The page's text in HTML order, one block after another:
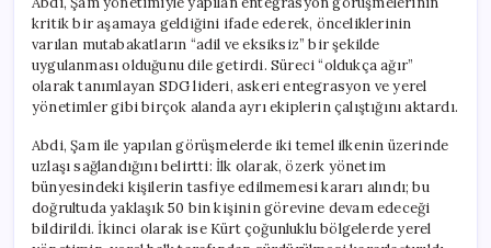
kritik bir aşamaya geldiğini ifade ederek, önceliklerinin
varılan mutabakatların “adil ve eksiksiz” bir şekilde
uygulanması olduğunu dile getirdi. Süreci “oldukça ağır”
olarak tanımlayan SDG lideri, askeri entegrasyon ve yerel
yönetimler gibi birçok alanda ayrı ekiplerin çalıştığını aktardı.
Abdi, Şam ile yapılan görüşmelerde iki temel ilkenin üzerinde
uzlaşı sağlandığını belirtti: İlk olarak, özerk yönetim
bünyesindeki kişilerin tasfiye edilmemesi kararı alındı; bu
doğrultuda yaklaşık 50 bin kişinin görevine devam edeceği
bildirildi. İkinci olarak ise Kürt çoğunluklu bölgelerde yerel